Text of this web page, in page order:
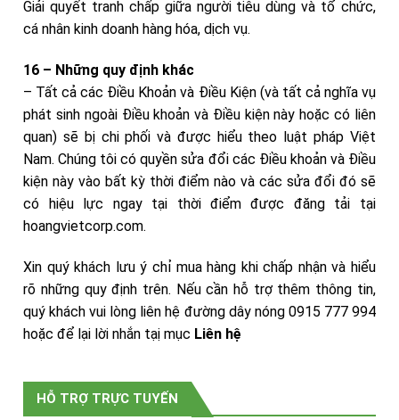
Giải quyết tranh chấp giữa người tiêu dùng và tổ chức,
cá nhân kinh doanh hàng hóa, dịch vụ.
16 – Những quy định khác
– Tất cả các Điều Khoản và Điều Kiện (và tất cả nghĩa vụ
phát sinh ngoài Điều khoản và Điều kiện này hoặc có liên
quan) sẽ bị chi phối và được hiểu theo luật pháp Việt
Nam. Chúng tôi có quyền sửa đổi các Điều khoản và Điều
kiện này vào bất kỳ thời điểm nào và các sửa đổi đó sẽ
có hiệu lực ngay tại thời điểm được đăng tải tại
hoangvietcorp.com.
Xin quý khách lưu ý chỉ mua hàng khi chấp nhận và hiểu
rõ những quy định trên. Nếu cần hỗ trợ thêm thông tin,
quý khách vui lòng liên hệ đường dây nóng 0915 777 994
hoặc để lại lời nhắn tạị mục Liên hệ
HỖ TRỢ TRỰC TUYẾN